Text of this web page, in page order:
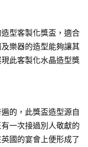
型客製化獎盃，適合
樂器的造型能夠讓其
此客製化水晶造型獎
的，此獎盃造型源自
一次接過別人敬獻的
國的宴會上便形成了